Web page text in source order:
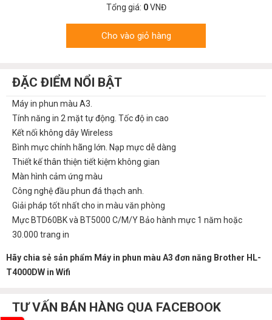
Tổng giá: 0VNĐ
Cho vào giỏ hàng
ĐẶC ĐIỂM NỔI BẬT
Máy in phun màu A3.
Tính năng in 2 mặt tự động. Tốc độ in cao
Kết nối không dây Wireless
Bình mực chính hãng lớn. Nạp mực dễ dàng
Thiết kế thân thiện tiết kiệm không gian
Màn hình cảm ứng màu
Công nghệ đầu phun đá thạch anh.
Giải pháp tốt nhất cho in màu văn phòng
Mực BTD60BK và BT5000 C/M/Y Bảo hành mực 1 năm hoặc
30.000 trang in
Hãy chia sẻ sản phẩm Máy in phun màu A3 đơn năng Brother HL-
T4000DW in Wifi
TƯ VẤN BÁN HÀNG QUA FACEBOOK